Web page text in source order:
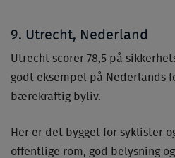
9. Utrecht, Nederland
Utrecht scorer 78,5 på
godt eksempel på Nederlands
bærekraftig byliv.
Her er det bygget for syklister
offentlige rom, god belysning